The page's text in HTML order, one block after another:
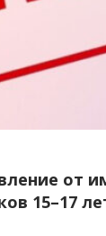
от
15–17